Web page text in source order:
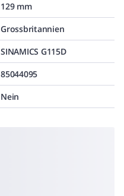
129 mm
Grossbritannien
SINAMICS G115D
85044095
Nein